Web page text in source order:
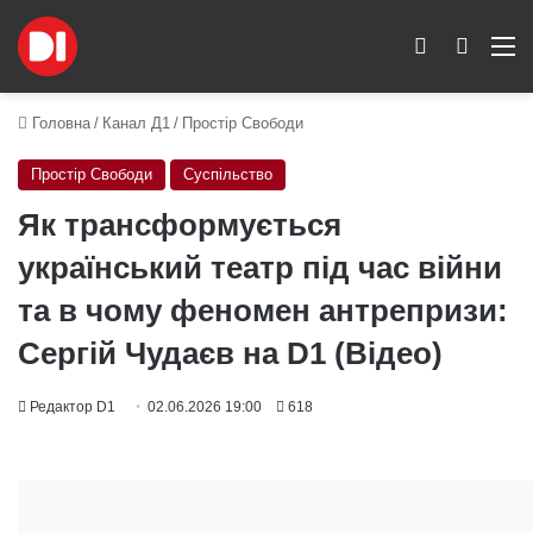
Пошук
Switch skin
Головна / Канал Д1 / Простір Свободи
Простір Свободи Суспільство
Як трансформується
український театр під час війни
та в чому феномен антрепризи:
Сергій Чудаєв на D1 (Відео)
Редактор D1 02.06.2026 19:00 618